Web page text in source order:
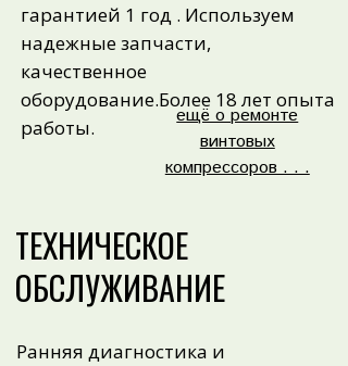
ещё о ремонте
винтовых
компрессоров . . .
ТЕХНИЧЕСКОЕ
ОБСЛУЖИВАНИЕ
гарантией 1 год . Используем
надежные запчасти,
качественное
оборудование.Более 18 лет опыта
работы.
Ранняя диагностика и